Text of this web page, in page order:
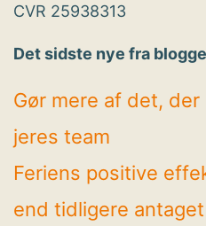
CVR 25938313
Det sidste nye fra
Gør mere af det,
jeres team
Feriens positive
end tidligere antaget